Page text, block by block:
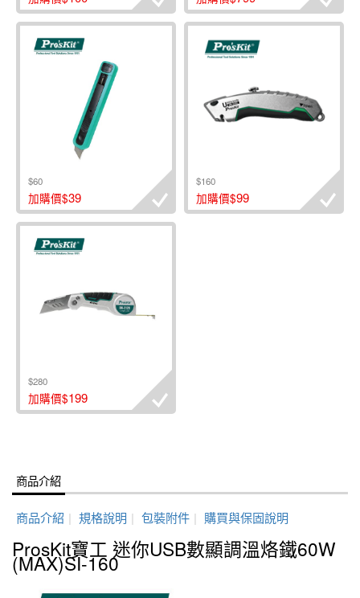
$60
加購價$39
$160
加購價$99
$280
加購價$199
商品介紹
商品介紹 | 規格說明 | 包裝附件 | 購買與保固說明
ProsKit寶工 迷你USB數顯調溫烙鐵60W
(MAX)SI-160